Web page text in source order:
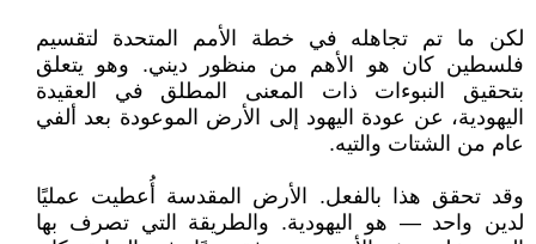
لكن ما تم تجاهله في خطة الأمم المتحدة لتقسيم
فلسطين كان هو الأهم من منظور ديني. وهو يتعلق
بتحقيق النبوءات ذات المعنى المطلق في العقيدة
اليهودية، عن عودة اليهود إلى الأرض الموعودة بعد ألفي
عام من الشتات والتيه.
وقد تحقق هذا بالفعل. الأرض المقدسة أُعطيت عمليًا
لدين واحد — هو اليهودية. والطريقة التي تصرف بها